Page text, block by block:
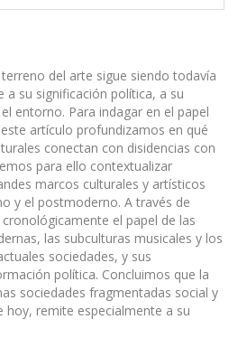
del arte sigue siendo todavía
a su significación política, a su
entorno. Para indagar en el papel
artículo profundizamos en qué
conectan con disidencias con
para ello contextualizar
marcos culturales y artísticos
y el postmoderno. A través de
el papel de las
las subculturas musicales y los
sociedades, y sus
política. Concluimos que la
sociedades fragmentadas social y
remite especialmente a su